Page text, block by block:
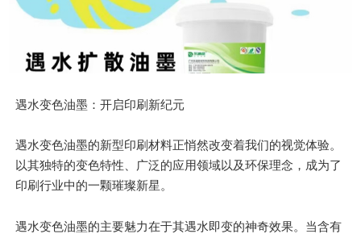
遇水变色油墨：开启印刷新纪元
遇水变色油墨的新型印刷材料正悄然改变着我们的视觉体验。
以其独特的变色特性、广泛的应用领域以及环保理念，成为了
印刷行业中的一颗璀璨新星。
遇水变色油墨的主要魅力在于其遇水即变的神奇效果。当含有